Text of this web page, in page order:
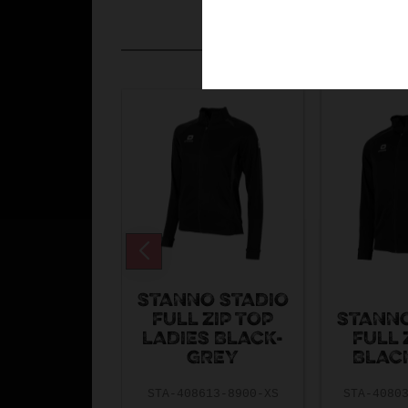
STANNO STADIO
FULL ZIP TOP
LADIES BLACK-
GREY
FULL